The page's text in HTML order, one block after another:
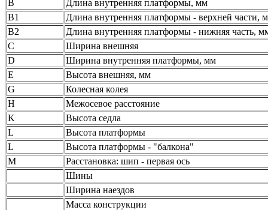
В
Длина внутренняя платформы, мм
B1
Длина внутренняя платформы - верхней части,
B2
Длина внутренняя платформы - нижняя часть,
C
Ширина внешняя
D
Ширина внутренняя платформы, мм
E
Высота внешняя, мм
G
Колесная колея
H
Межосевое расстояние
K
Высота седла
L
Высота платформы
L
Высота платформы - "балкона"
M
Расстановка: шип - первая ось
Шины
Ширина наездов
Масса конструкции